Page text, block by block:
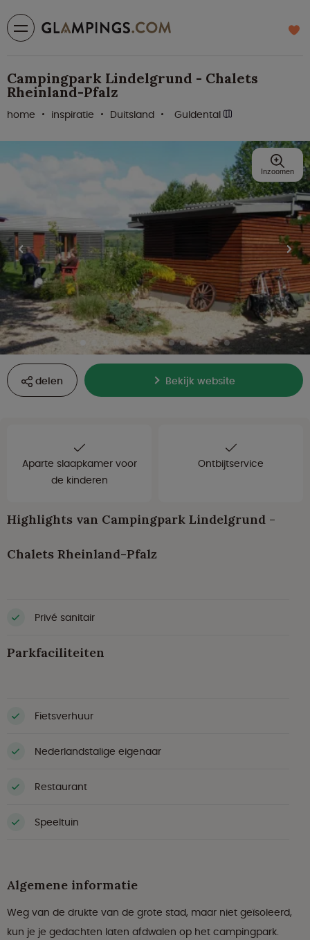
Campingpark Lindelgrund - Chalets
Rheinland-Pfalz
home inspiratie Duitsland Guldental
delen Bekijk website
Inzoomen
Aparte slaapkamer voor
de kinderen
Ontbijtservice
Highlights van Campingpark Lindelgrund -
Chalets Rheinland-Pfalz
Privé sanitair
Parkfaciliteiten
Fietsverhuur
Nederlandstalige eigenaar
Restaurant
Speeltuin
Algemene informatie
Weg van de drukte van de grote stad, maar niet geïsoleerd,
kun je je gedachten laten afdwalen op het campingpark.